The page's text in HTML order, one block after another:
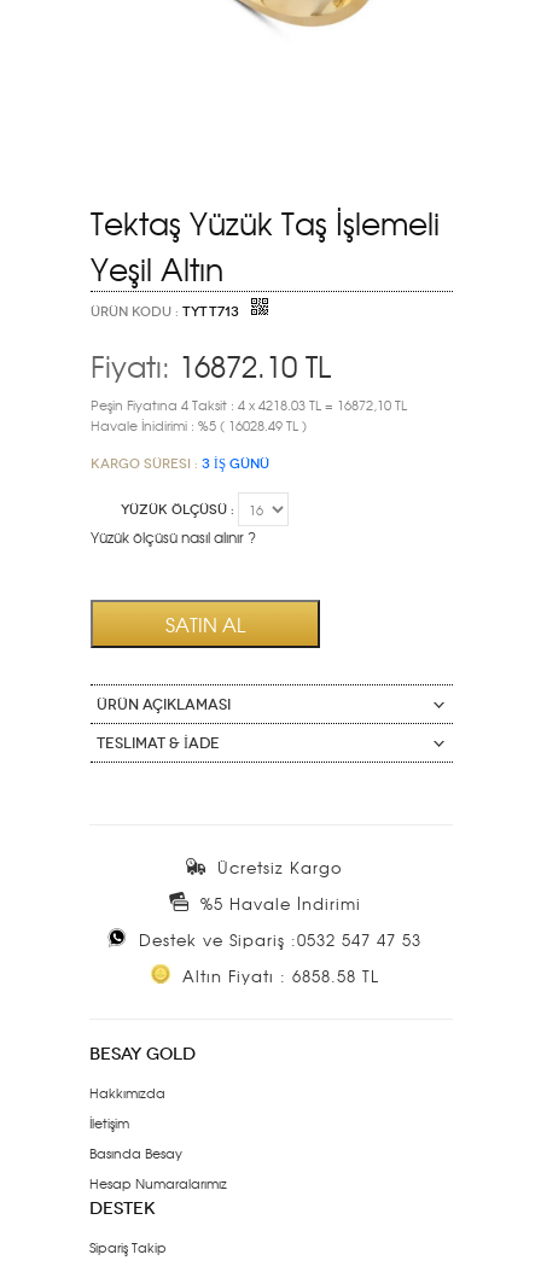
Tektaş Yüzük Taş İşlemeli
Yeşil Altın
ÜRÜN KODU : TYTT713
Fiyatı: 16872.10 TL
Peşin Fiyatına 4 Taksit : 4 x 4218.03 TL = 16872,10 TL
Havale İnidirimi : %5 ( 16028.49 TL )
Kargo Süresi : 3 İŞ GÜNÜ
YÜZÜK ÖLÇÜSÜ :
Yüzük ölçüsü nasıl alınır ?
ÜRÜN AÇIKLAMASI
Teslimat & İade
Ücretsiz Kargo
%5 Havale İndirimi
Destek ve Sipariş :0532 547 47 53
Altın Fiyatı : 6858.58 TL
BESAY GOLD
Hakkımızda
İletişim
Basında Besay
Hesap Numaralarımız
DESTEK
Sipariş Takip